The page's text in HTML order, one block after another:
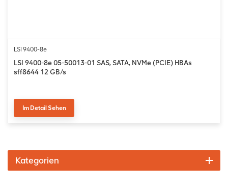
LSI 9400-8e
LSI 9400-8e 05-50013-01 SAS, SATA, NVMe (PCIE) HBAs
sff8644 12 GB/s
Im Detail Sehen
Kategorien